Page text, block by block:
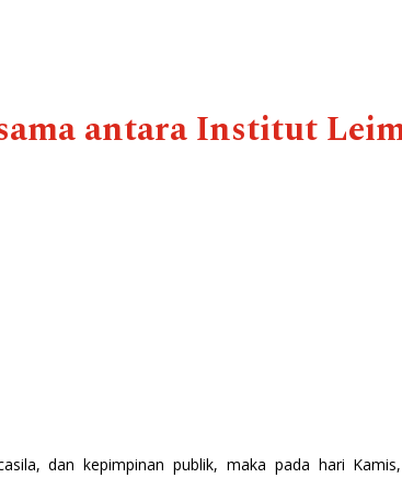
antara Institut
dan kepimpinan publik, maka pada hari